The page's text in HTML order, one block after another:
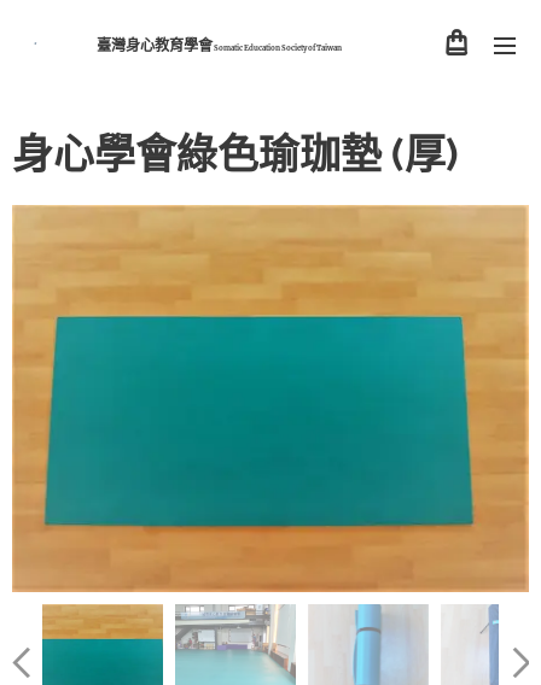
臺灣身心教育學會Somatic Education Society ofTaiwan
身心學會綠色瑜珈墊 (厚)